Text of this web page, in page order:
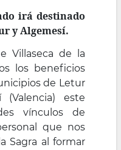
irá destinado
y Algemesí.
Villaseca de la
los beneficios
de Letur
(Valencia) este
vínculos de
que nos
Sagra al formar